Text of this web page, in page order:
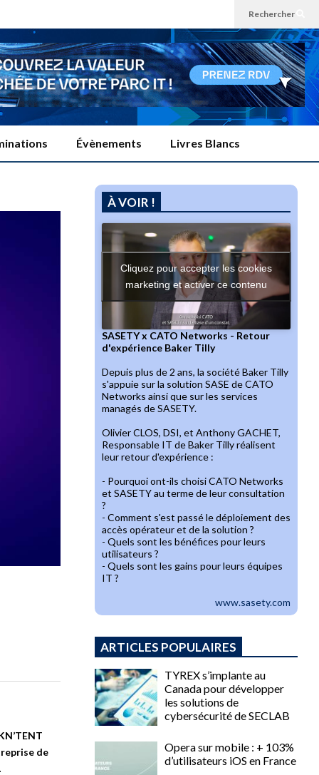
Rechercher
Évènements Livres Blancs
de
À VOIR !
Cliquez pour accepter les cookies
marketing et activer ce contenu
SASETY x CATO Networks - Retour
d'expérience Baker Tilly
Depuis plus de 2 ans, la société Baker Tilly
s'appuie sur la solution SASE de CATO
Networks ainsi que sur les services
managés de SASETY.
Olivier CLOS, DSI, et Anthony GACHET,
Responsable IT de Baker Tilly réalisent
leur retour d'expérience :
- Pourquoi ont-ils choisi CATO Networks
et SASETY au terme de leur consultation
?
- Comment s'est passé le déploiement des
accès opérateur et de la solution ?
- Quels sont les bénéfices pour leurs
utilisateurs ?
- Quels sont les gains pour leurs équipes
IT ?
www.sasety.com
ARTICLES POPULAIRES
TYREX s’implante au
Canada pour développer
les solutions de
cybersécurité de SECLAB
Opera sur mobile : + 103%
d’utilisateurs iOS en France